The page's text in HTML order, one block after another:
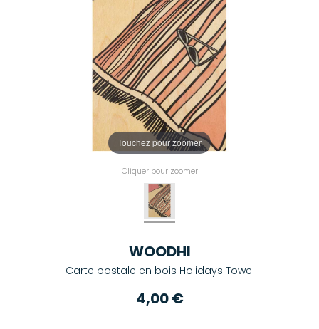
Touchez pour zoomer
Cliquer pour zoomer
WOODHI
Carte postale en bois Holidays Towel
4,00 €